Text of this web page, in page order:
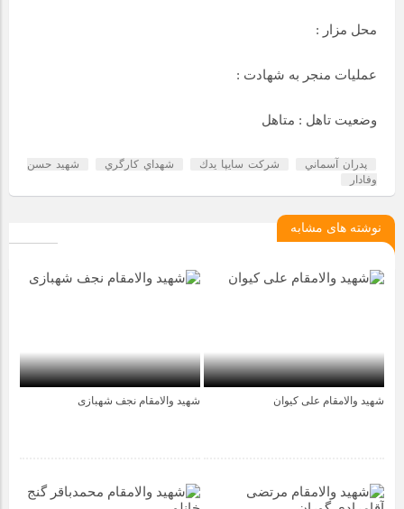
محل مزار :
عملیات منجر به شهادت :
وضعیت تاهل : متاهل
پدران آسماني شركت سايپا يدك شهداي كارگري
شهيد حسن
وفادار
نوشته های مشابه
شهید والامقام علی کیوان شهید والامقام نجف شهبازی